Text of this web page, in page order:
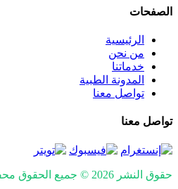
الصفحات
الرئيسية
من نحن
خدماتنا
المدونة الطبية
تواصل معنا
تواصل معنا
حقوق النشر 2026 © جميع الحقوق محفوظة